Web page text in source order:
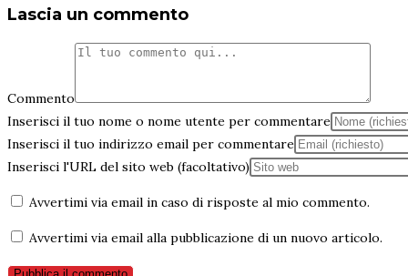
Lascia un commento
Commento
Inserisci il tuo nome o nome utente per commentare
Inserisci il tuo indirizzo email per commentare
Inserisci l'URL del sito web (facoltativo)
Avvertimi via email in caso di risposte al mio commento.
Avvertimi via email alla pubblicazione di un nuovo articolo.